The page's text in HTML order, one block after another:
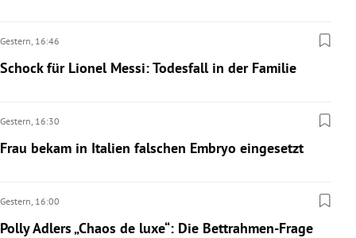
Gestern, 16:46
Schock für Lionel Messi: Todesfall in der Familie
Gestern, 16:30
Frau bekam in Italien falschen Embryo eingesetzt
Gestern, 16:00
Polly Adlers „Chaos de luxe“: Die Bettrahmen-Frage